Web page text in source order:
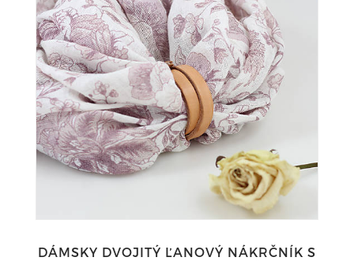
DÁMSKY DVOJITÝ ĽANOVÝ NÁKRČNÍK S